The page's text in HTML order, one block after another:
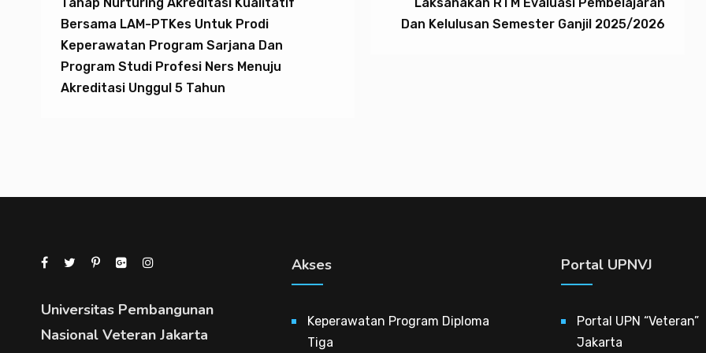
Bersama LAM-PTKes Untuk Prodi
Keperawatan Program Sarjana Dan
Program Studi Profesi Ners Menuju
Akreditasi Unggul 5 Tahun
Dan Kelulusan Semester Ganjil 2025/2026
Universitas Pembangunan
Nasional Veteran Jakarta
Akses
Keperawatan Program Diploma
Tiga
Portal UPNVJ
Portal UPN “Veteran”
Jakarta